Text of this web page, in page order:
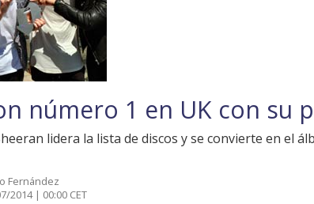
número 1 en UK con su
lidera la lista de discos y se convierte en el
Fernández
2014 | 00:00 CET